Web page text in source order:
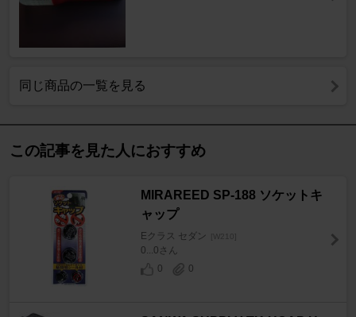
同じ商品の一覧を見る
この記事を見た人におすすめ
MIRAREED SP-188 ソケットキ
ャップ
Eクラス セダン [W210]
0...0さん
0
0